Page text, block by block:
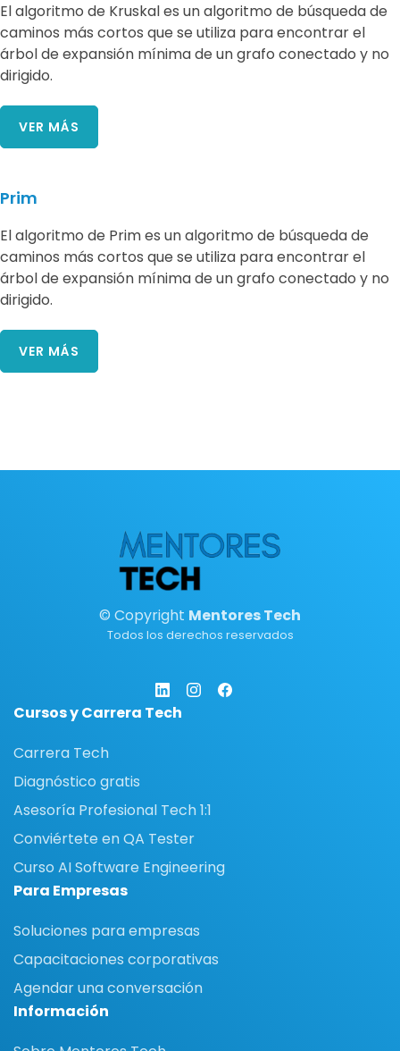
El algoritmo de Kruskal es un algoritmo de búsqueda de
caminos más cortos que se utiliza para encontrar el
árbol de expansión mínima de un grafo conectado y no
dirigido.
VER MÁS
Prim
El algoritmo de Prim es un algoritmo de búsqueda de
caminos más cortos que se utiliza para encontrar el
árbol de expansión mínima de un grafo conectado y no
dirigido.
VER MÁS
© Copyright Mentores Tech
Todos los derechos reservados
Cursos y Carrera Tech
Carrera Tech
Diagnóstico gratis
Asesoría Profesional Tech 1:1
Conviértete en QA Tester
Curso AI Software Engineering
Para Empresas
Soluciones para empresas
Capacitaciones corporativas
Agendar una conversación
Información